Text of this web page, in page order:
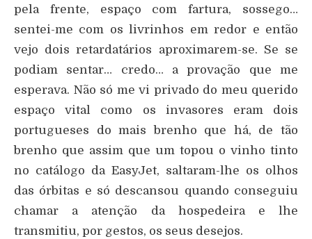
pela frente, espaço com fartura, sossego…
sentei-me com os livrinhos em redor e então
vejo dois retardatários aproximarem-se. Se se
podiam sentar… credo… a provação que me
esperava. Não só me vi privado do meu querido
espaço vital como os invasores eram dois
portugueses do mais brenho que há, de tão
brenho que assim que um topou o vinho tinto
no catálogo da EasyJet, saltaram-lhe os olhos
das órbitas e só descansou quando conseguiu
chamar a atenção da hospedeira e lhe
transmitiu, por gestos, os seus desejos.